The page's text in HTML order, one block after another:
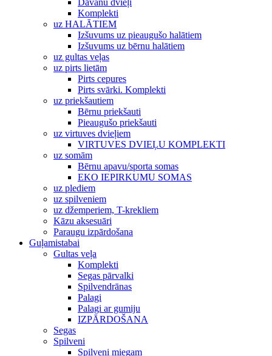
Dāvanu dvieļi
Komplekti
uz HALĀTIEM
Izšuvums uz pieaugušo halātiem
Izšuvums uz bērnu halātiem
uz gultas veļas
uz pirts lietām
Pirts cepures
Pirts svārki. Komplekti
uz priekšautiem
Bērnu priekšauti
Pieaugušo priekšauti
uz virtuves dvieļiem
VIRTUVES DVIEĻU KOMPLEKTI
uz somām
Bērnu apavu/sporta somas
EKO IEPIRKUMU SOMAS
uz plediem
uz spilveniem
uz džemperiem, T-krekliem
Kāzu aksesuāri
Paraugu izpārdošana
Guļamistabai
Gultas veļa
Komplekti
Segas pārvalki
Spilvendrānas
Palagi
Palagi ar gumiju
IZPĀRDOŠANA
Segas
Spilveni
Spilveni miegam